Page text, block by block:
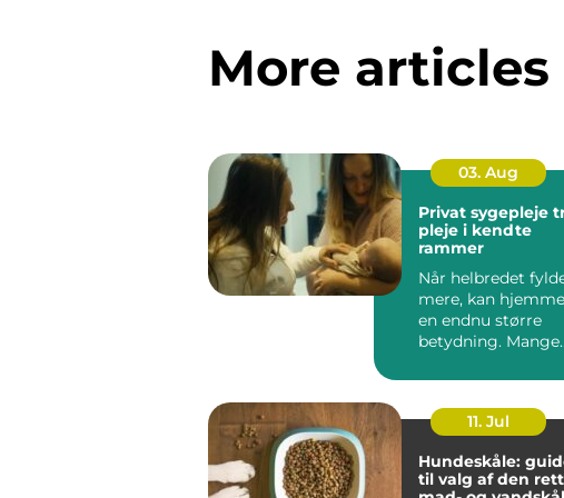
More articles
03. Aug
Privat sygepleje tryg
pleje i kendte
rammer
Når helbredet
mere, kan
en endnu større
betydning. Mange
be...
11. Jul
Hundeskåle:
til valg af den